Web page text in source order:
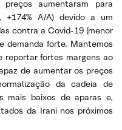
aumentaram para
+174% A/A) devido a um
contra a Covid-19 (menor
demanda forte. Mantemos
reportar fortes margens ao
de aumentar os preços
da cadeia de
mais baixos de aparas e,
da Irani nos próximos